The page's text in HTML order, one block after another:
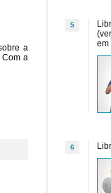
a
a
5
em
6